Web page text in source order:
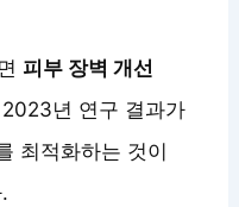
피부 장벽 개선
년 연구 결과가
최적화하는 것이